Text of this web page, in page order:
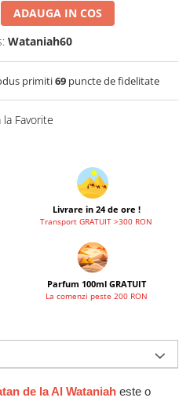
ADAUGA IN COS
Wataniah60
primiti69puncte de fidelitate
la Favorite
Livrare in 24 de ore !
Transport GRATUIT >300 RON
Parfum 100ml GRATUIT
La comenzi peste 200 RON
de la Al Wataniah este o